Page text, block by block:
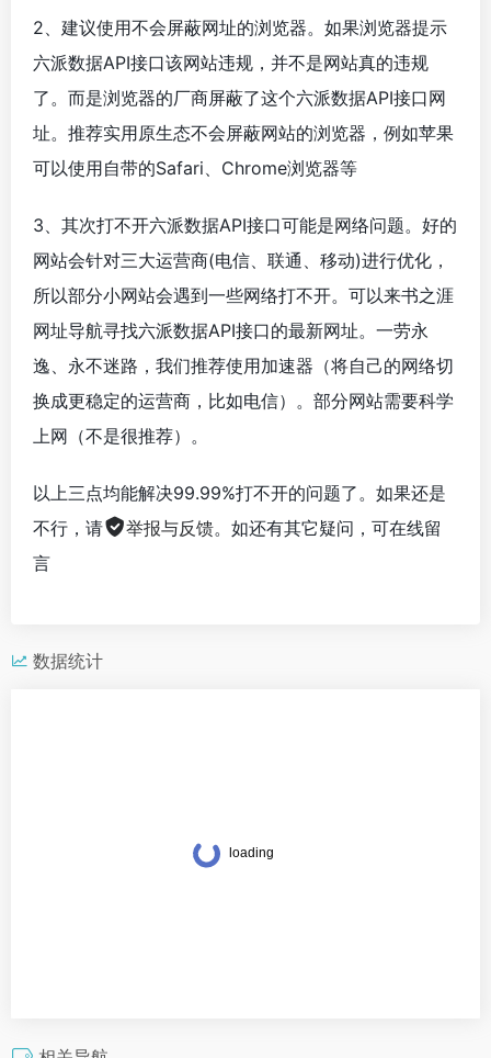
2、建议使用不会屏蔽网址的浏览器。如果浏览器提示
六派数据API接口该网站违规，并不是网站真的违规
了。而是浏览器的厂商屏蔽了这个六派数据API接口网
址。推荐实用原生态不会屏蔽网站的浏览器，例如苹果
可以使用自带的Safari、Chrome浏览器等
3、其次打不开六派数据API接口可能是网络问题。好的
网站会针对三大运营商(电信、联通、移动)进行优化，
所以部分小网站会遇到一些网络打不开。可以来书之涯
网址导航寻找六派数据API接口的最新网址。一劳永
逸、永不迷路，我们推荐使用加速器（将自己的网络切
换成更稳定的运营商，比如电信）。部分网站需要科学
上网（不是很推荐）。
以上三点均能解决99.99%打不开的问题了。如果还是
不行，请
举报与反馈。如还有其它疑问，可在线留
言
数据统计